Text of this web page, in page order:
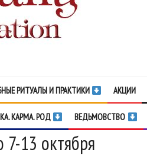
РИТУАЛЫ И ПРАКТИКИ АКЦИИ
КАРМА. РОД ВЕДЬМОВСТВО
7-13 октября